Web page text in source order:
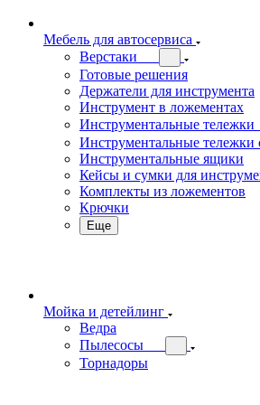
Мебель для автосервиса
Верстаки
Готовые решения
Держатели для инструмента
Инструмент в ложементах
Инструментальные тележки
Инструментальные тележки
Инструментальные ящики
Кейсы и сумки для
Комплекты из ложементов
Крючки
Еще
Мойка и детейлинг
Ведра
Пылесосы
Торнадоры